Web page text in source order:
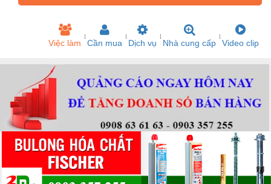
Việc làm Cần mua Dịch vụ Nhà cung cấp Video clip